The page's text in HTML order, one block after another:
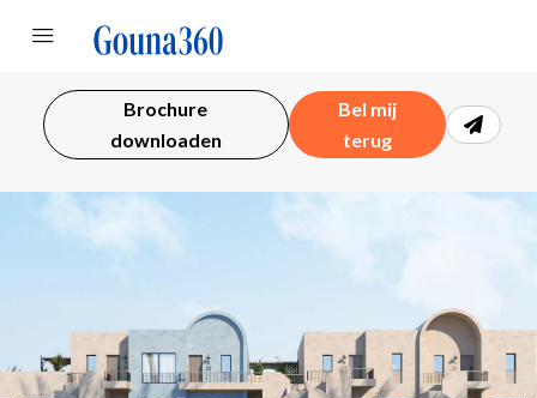
Brochure
downloaden
Bel mij
terug